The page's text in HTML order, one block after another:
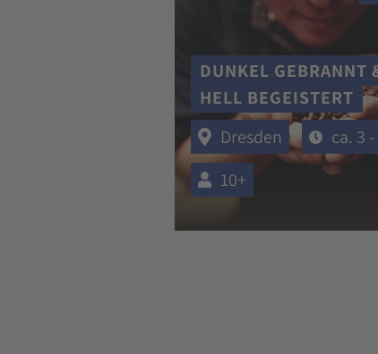
DUNKEL GEBRANNT
HELL BEGEISTERT
Dresden
ca. 3
10+